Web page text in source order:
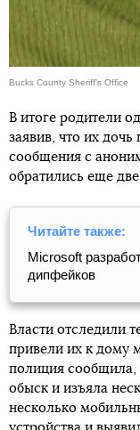
Bucks County Sheriff's Office
В итоге родители
заявив, что их
сообщения с
обратились еще
Читайте также:
Microsoft
дипфейков
Власти отследили
привели их к дому
полиция сообщила,
обыск и изъяла
несколько